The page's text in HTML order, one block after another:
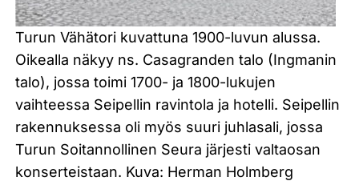
Turun Vähätori kuvattuna 1900-luvun alussa.
Oikealla näkyy ns. Casagranden talo (Ingmanin
talo), jossa toimi 1700- ja 1800-lukujen
vaihteessa Seipellin ravintola ja hotelli. Seipellin
rakennuksessa oli myös suuri juhlasali, jossa
Turun Soitannollinen Seura järjesti valtaosan
konserteistaan. Kuva: Herman Holmberg